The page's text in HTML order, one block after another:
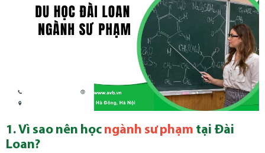
1. Vì sao nên học ngành sư phạm tại Đài
Loan?